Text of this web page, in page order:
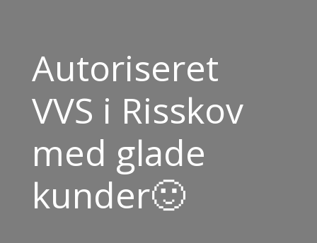
Autoriseret
VVS i Risskov
med glade
kunder🙂